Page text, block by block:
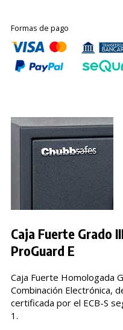
Formas de pago
Caja Fuerte Grado
ProGuard E
Caja Fuerte Homologada
Combinación Electrónica,
certificada por el ECB-S
1.